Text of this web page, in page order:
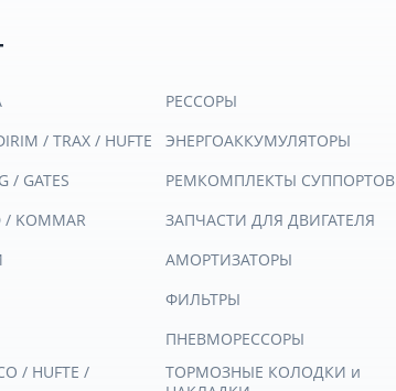
/ TRAX / HUFTE
/ GATES
/ KOMMAR
/ HUFTE /
РЕССОРЫ
ЭНЕРГОАККУМУЛЯТОРЫ
РЕМКОМПЛЕКТЫ СУППОРТОВ
ЗАПЧАСТИ ДЛЯ ДВИГАТЕЛЯ
АМОРТИЗАТОРЫ
ФИЛЬТРЫ
ПНЕВМОРЕССОРЫ
ТОРМОЗНЫЕ КОЛОДКИ и